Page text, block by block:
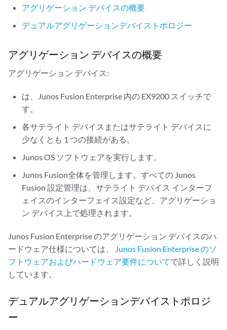
アグリゲーション デバイスの概要
デュアルアグリゲーションデバイストポロジー
アグリゲーション デバイスの概要
アグリゲーション デバイス:
は、Junos Fusion Enterprise 内の EX9200 スイッチで
す。
各サテライト デバイスまたはサテライト デバイスに
少なくとも 1 つの接続がある。
Junos OS ソフトウェアを実行します。
Junos Fusion全体を管理します。すべての Junos
Fusion 設定管理は、サテライト デバイス インターフ
ェイスのインターフェイス設定など、アグリゲーショ
ン デバイス上で処理されます。
Junos Fusion Enterprise のアグリゲーション デバイスのハ
ードウェア仕様については、
Junos Fusion Enterprise のソ
フトウェアおよびハードウェア要件についてで詳しく説明
しています。
デュアルアグリゲーションデバイストポロジ
ー